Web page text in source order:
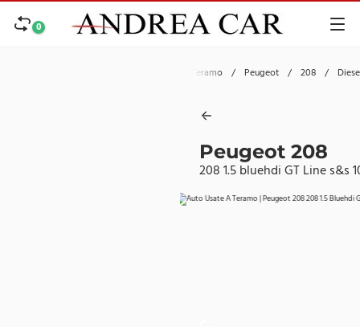
0
Teramo / Peugeot / 208 /
Peugeot 208
208 1.5 bluehdi GT Line s&s